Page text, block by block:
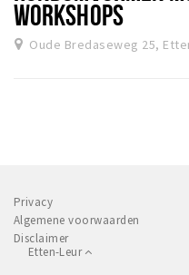
WORKSHOPS
Oude Bredaseweg 25,
Privacy
Algemene voorwaarden
Disclaimer
Etten-Leur